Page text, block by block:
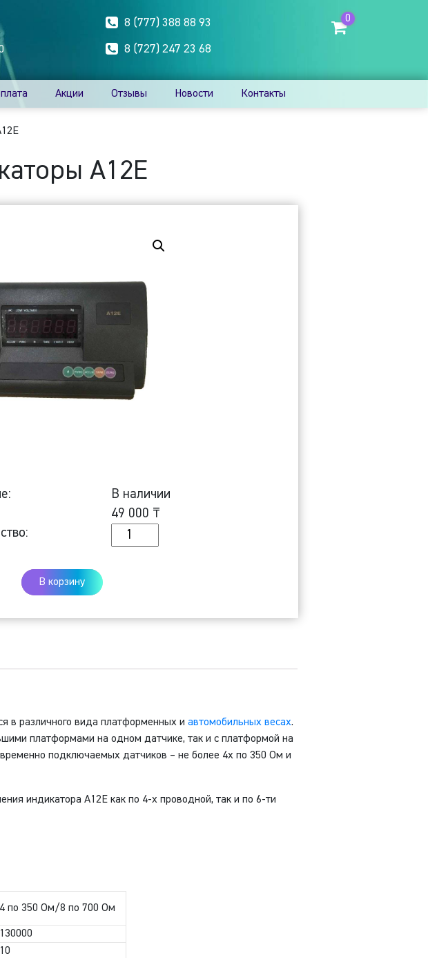
8 (777) 388 88 93
8 (727) 247 23 68
0
Акции Отзывы Новости Контакты
A12E
В наличии
49 000 ₸
Количество
Весовые
В корзину
в различного вида платформенных иавтомобильных весах.
платформами на одном датчике, так и с платформой на
подключаемых датчиков – не более 4х по 350 Ом и
индикатора А12Е как по 4-х проводной, так и по 6-ти
4 по 350 Ом/8 по 700 Ом
130000
10